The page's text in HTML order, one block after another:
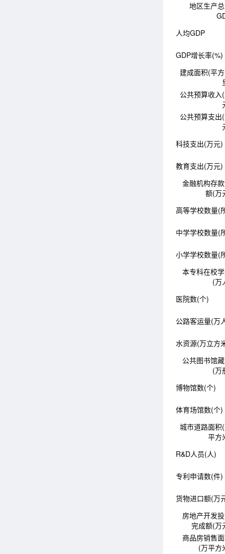
地区生产
人均GDP
GDP增长率(%)
建成面积(平
公共预算收入
公共预算支出
科技支出(万元)
教育支出(万元)
金融机构存
额(万
高等学校数量(
中学学校数量(
小学学校数量(
本专科在校
(万
医院数(个)
公路客运量(万
水资源(万立方
公共图书馆
(万
博物馆数(个)
体育场馆数(个)
城市道路面积
平方
R&D人员(人)
专利申请数(件)
货物进口额(万
房地产开发
完成额(万
商品房销售
(万平方